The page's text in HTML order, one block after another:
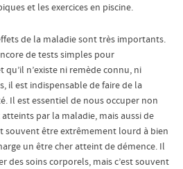
et les exercices en piscine.
de la maladie sont très importants.
de tests simples pour
n’existe ni remède connu, ni
il est indispensable de faire de la
Il est essentiel de nous occuper non
par la maladie, mais aussi de
souvent être extrêmement lourd à bien
un être cher atteint de démence. Il
des soins corporels, mais c’est souvent